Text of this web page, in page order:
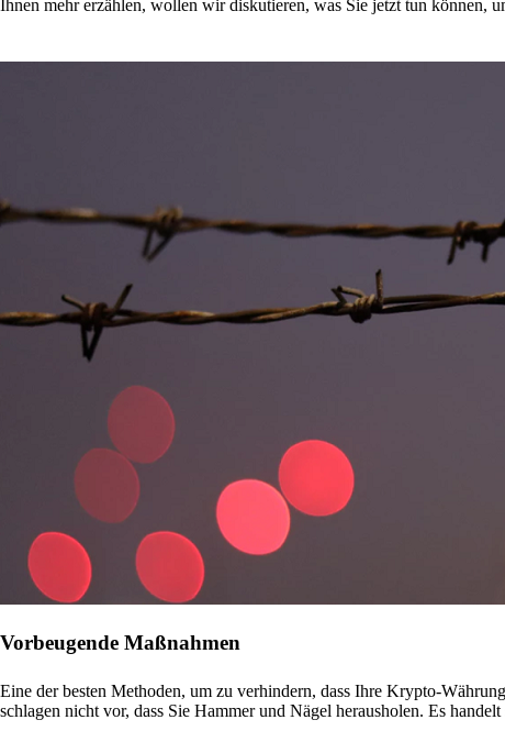
Ihnen mehr erzählen, wollen wir diskutieren, was Sie jetzt tun können,
Vorbeugende Maßnahmen
Eine der besten Methoden, um zu verhindern, dass Ihre Krypto-
schlagen nicht vor, dass Sie Hammer und Nägel herausholen. Es